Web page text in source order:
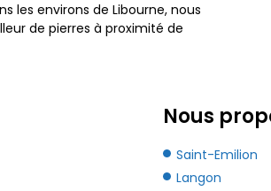
les environs de Libourne, nous
de pierres à proximité de
Nous
Saint-Emilion
Langon